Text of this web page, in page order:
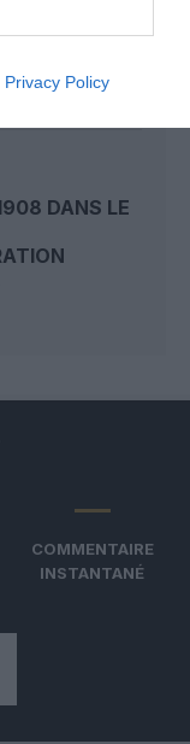
Privacy Policy
DE
LA...
DANS LE
COMMENTAIRE
INSTANTANÉ